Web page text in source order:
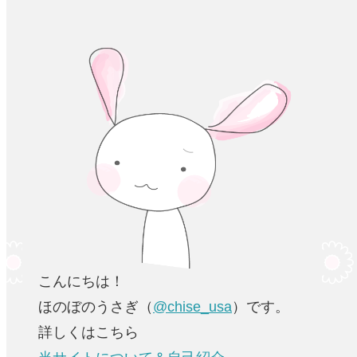
こんにちは！
ほのぼのうさぎ（ @chise_usa）です。
詳しくはこちら